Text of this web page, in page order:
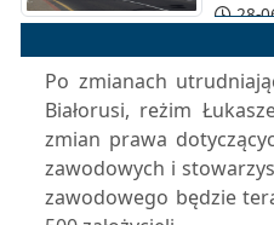
28-
Po zmianach
Białorusi, reżim
zmian prawa
zawodowych i
zawodowego będzie